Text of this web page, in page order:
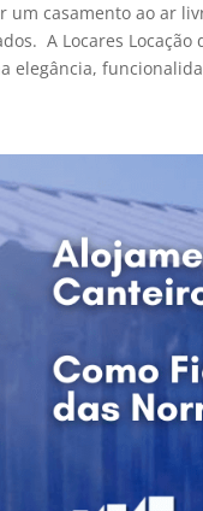
um casamento ao ar
A Locares
elegância,